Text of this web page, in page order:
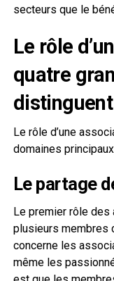
secteurs que le
Le rôle
quatre
distinguent
Le rôle d’une
domaines
Le partage
Le premier rôle
plusieurs membres
concerne les
même les